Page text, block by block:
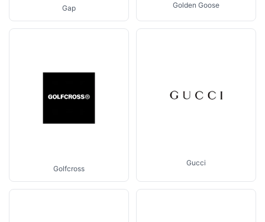
Gap Golden Goose
Golfcross
Gucci